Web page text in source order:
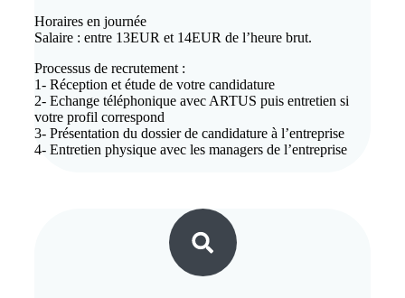
Horaires en journée
Salaire : entre 13EUR et 14EUR de l’heure brut.
Processus de recrutement :
1- Réception et étude de votre candidature
2- Echange téléphonique avec ARTUS puis entretien si
votre profil correspond
3- Présentation du dossier de candidature à l’entreprise
4- Entretien physique avec les managers de l’entreprise